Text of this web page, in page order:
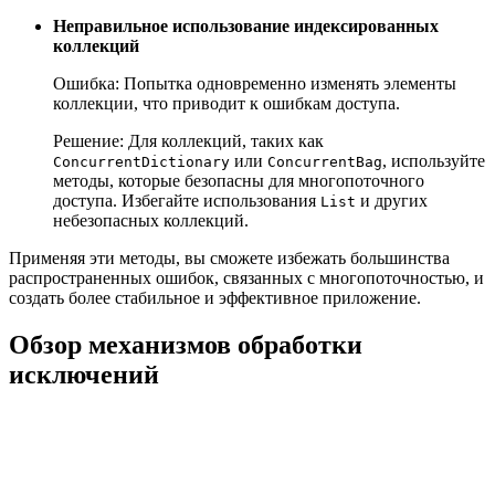
Неправильное использование индексированных
коллекций
Ошибка: Попытка одновременно изменять элементы
коллекции, что приводит к ошибкам доступа.
Решение: Для коллекций, таких как
ConcurrentDictionary или ConcurrentBag, используйте
методы, которые безопасны для многопоточного
доступа. Избегайте использования List и других
небезопасных коллекций.
Применяя эти методы, вы сможете избежать большинства
распространенных ошибок, связанных с многопоточностью, и
создать более стабильное и эффективное приложение.
Обзор механизмов обработки
исключений